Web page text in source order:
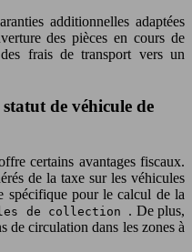
additionnelles adaptées
des pièces en cours de
frais de transport vers un
de véhicule de
certains avantages fiscaux.
de la taxe sur les véhicules
spécifique pour le calcul de la
de collection . De plus,
de circulation dans les zones à